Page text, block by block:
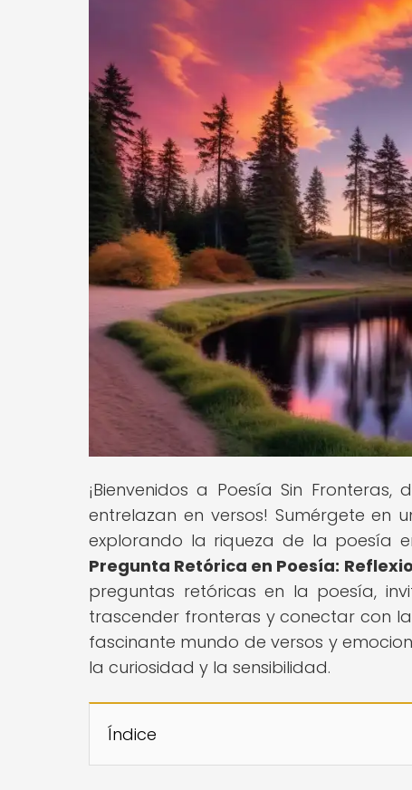
¡Bienvenidos a Poesía Sin
entrelazan en versos! Sumérgete en
explorando la riqueza de la poesía
Pregunta Retórica en Poesía:
preguntas retóricas en la poesía,
trascender fronteras y conectar con
fascinante mundo de versos y
la curiosidad y la sensibilidad.
Índice